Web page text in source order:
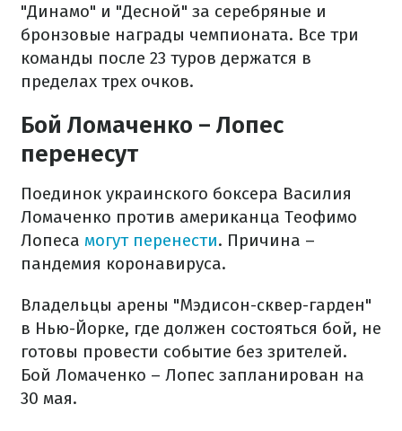
"Динамо" и "Десной" за серебряные и
бронзовые награды чемпионата. Все три
команды после 23 туров держатся в
пределах трех очков.
Бой Ломаченко – Лопес
перенесут
Поединок украинского боксера Василия
Ломаченко против американца Теофимо
Лопеса могут перенести. Причина –
пандемия коронавируса.
Владельцы арены "Мэдисон-сквер-гарден"
в Нью-Йорке, где должен состояться бой, не
готовы провести событие без зрителей.
Бой Ломаченко – Лопес запланирован на
30 мая.